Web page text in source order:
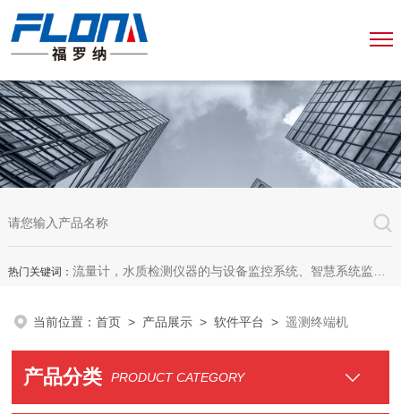
热门关键词： 流量计，水质检测仪器的与设备监控系统、智慧系统监测平台、智慧管网监测系统、园区安全生产与消防安全一体化系统
当前位置：首页 > 产品展示 >软件平台 >遥测终端机
产品分类 PRODUCT CATEGORY